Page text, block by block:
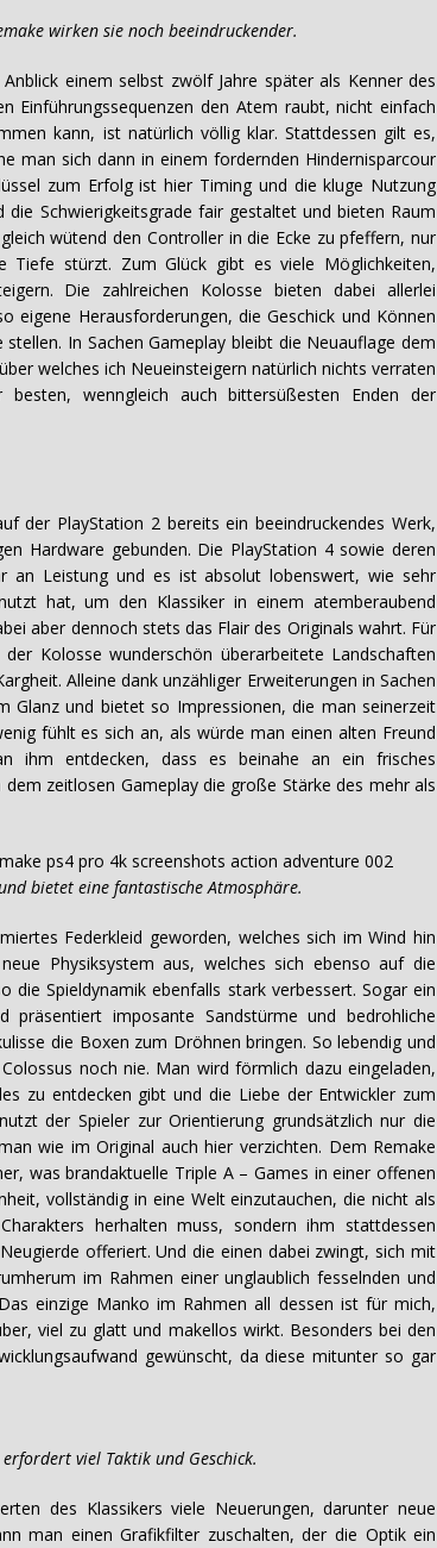
wirken sie noch beeindruckender.
einem selbst zwölf Jahre später als Kenner des
Einführungssequenzen den Atem raubt, nicht einfach
kann, ist natürlich völlig klar. Stattdessen gilt es,
man sich dann in einem fordernden Hindernisparcour
zum Erfolg ist hier Timing und die kluge Nutzung
die Schwierigkeitsgrade fair gestaltet und bieten Raum
wütend den Controller in die Ecke zu pfeffern, nur
stürzt. Zum Glück gibt es viele Möglichkeiten,
Die zahlreichen Kolosse bieten dabei allerlei
eigene Herausforderungen, die Geschick und Können
In Sachen Gameplay bleibt die Neuauflage dem
welches ich Neueinsteigern natürlich nichts verraten
wenngleich auch bittersüßesten Enden der
der PlayStation 2 bereits ein beeindruckendes Werk,
Hardware gebunden. Die PlayStation 4 sowie deren
an Leistung und es ist absolut lobenswert, wie sehr
hat, um den Klassiker in einem atemberaubend
aber dennoch stets das Flair des Originals wahrt. Für
Kolosse wunderschön überarbeitete Landschaften
Alleine dank unzähliger Erweiterungen in Sachen
Glanz und bietet so Impressionen, die man seinerzeit
fühlt es sich an, als würde man einen alten Freund
ihm entdecken, dass es beinahe an ein frisches
zeitlosen Gameplay die große Stärke des mehr als
bietet eine fantastische Atmosphäre.
Federkleid geworden, welches sich im Wind hin
Physiksystem aus, welches sich ebenso auf die
die Spieldynamik ebenfalls stark verbessert. Sogar ein
präsentiert imposante Sandstürme und bedrohliche
die Boxen zum Dröhnen bringen. So lebendig und
noch nie. Man wird förmlich dazu eingeladen,
zu entdecken gibt und die Liebe der Entwickler zum
der Spieler zur Orientierung grundsätzlich nur die
wie im Original auch hier verzichten. Dem Remake
was brandaktuelle Triple A – Games in einer offenen
vollständig in eine Welt einzutauchen, die nicht als
herhalten muss, sondern ihm stattdessen
offeriert. Und die einen dabei zwingt, sich mit
im Rahmen einer unglaublich fesselnden und
einzige Manko im Rahmen all dessen ist für mich,
viel zu glatt und makellos wirkt. Besonders bei den
gewünscht, da diese mitunter so gar
viel Taktik und Geschick.
des Klassikers viele Neuerungen, darunter neue
man einen Grafikfilter zuschalten, der die Optik ein